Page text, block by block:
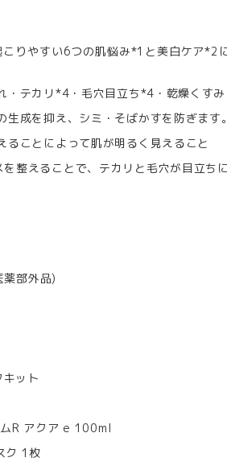
こりやすい6つの肌悩み*1と美白ケア*2
・テカリ*4・毛穴目立ち*4・乾燥くすみ
成を抑え、シミ・そばかすを防ぎます。
ことによって肌が明るく見えること
整えることで、テカリと毛穴が目立
部外品)
ット
ムR アクア e 100ml
ク 1枚